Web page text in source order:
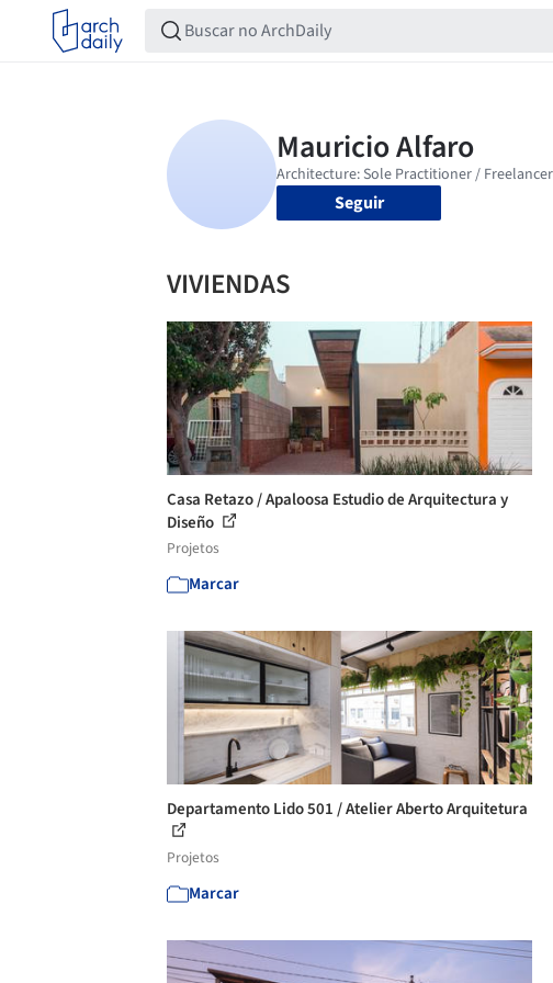
Seguir
VIVIENDAS
Casa Retazo / Apaloosa Estudio de Arquitectura y
Diseño
Projetos
Marcar
Departamento Lido 501 / Atelier Aberto Arquitetura
Projetos
Marcar